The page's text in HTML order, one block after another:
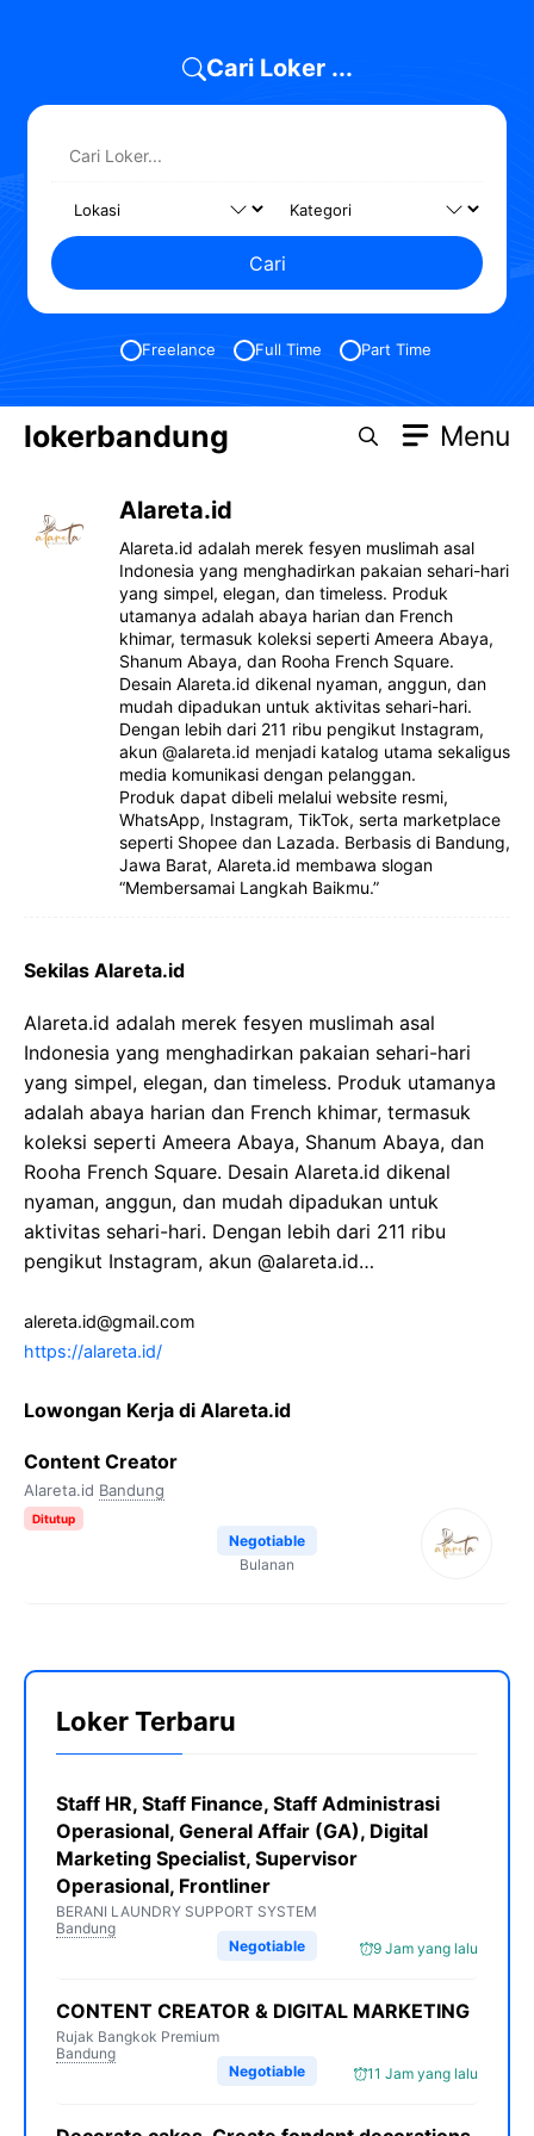
Cari Loker ...
Cari
Freelance Full Time Part Time
lokerbandung Menu
Alareta.id
Alareta.id adalah merek fesyen muslimah asal
Indonesia yang menghadirkan pakaian sehari-hari
yang simpel, elegan, dan timeless. Produk
utamanya adalah abaya harian dan French
khimar, termasuk koleksi seperti Ameera Abaya,
Shanum Abaya, dan Rooha French Square.
Desain Alareta.id dikenal nyaman, anggun, dan
mudah dipadukan untuk aktivitas sehari-hari.
Dengan lebih dari 211 ribu pengikut Instagram,
akun @alareta.id menjadi katalog utama sekaligus
media komunikasi dengan pelanggan.
Produk dapat dibeli melalui website resmi,
WhatsApp, Instagram, TikTok, serta marketplace
seperti Shopee dan Lazada. Berbasis di Bandung,
Jawa Barat, Alareta.id membawa slogan
“Membersamai Langkah Baikmu.”
Sekilas Alareta.id
Alareta.id adalah merek fesyen muslimah asal
Indonesia yang menghadirkan pakaian sehari-hari
yang simpel, elegan, dan timeless. Produk utamanya
adalah abaya harian dan French khimar, termasuk
koleksi seperti Ameera Abaya, Shanum Abaya, dan
Rooha French Square. Desain Alareta.id dikenal
nyaman, anggun, dan mudah dipadukan untuk
aktivitas sehari-hari. Dengan lebih dari 211 ribu
pengikut Instagram, akun @alareta.id…
alereta.id@gmail.com
https://alareta.id/
Lowongan Kerja di Alareta.id
Content Creator
Alareta.id Bandung
Ditutup
Negotiable
Bulanan
Loker Terbaru
Staff HR, Staff Finance, Staff Administrasi
Operasional, General Affair (GA), Digital
Marketing Specialist, Supervisor
Operasional, Frontliner
BERANI LAUNDRY SUPPORT SYSTEM
Bandung
9 Jam yang lalu
Negotiable
CONTENT CREATOR & DIGITAL MARKETING
Rujak Bangkok Premium
Bandung
11 Jam yang lalu
Negotiable